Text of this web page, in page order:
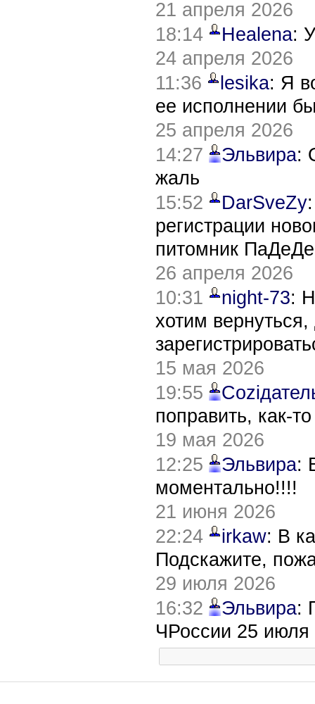
21 апреля 2026
18:14
Healena:
24 апреля 2026
11:36
lesika: Я
ее исполнении
25 апреля 2026
14:27
Эльвира:
жаль
15:52
DarSveZy
регистрации
питомник
26 апреля 2026
10:31
night-73:
хотим
15 мая 2026
19:55
поправить, как-
19 мая 2026
12:25
Эльвира:
моментально!!!!
21 июня 2026
22:24
irkaw: В
Подскажите,
29 июля 2026
16:32
Эльвира:
ЧРоссии 25 июля